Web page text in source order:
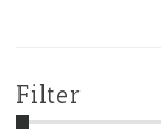
Filter